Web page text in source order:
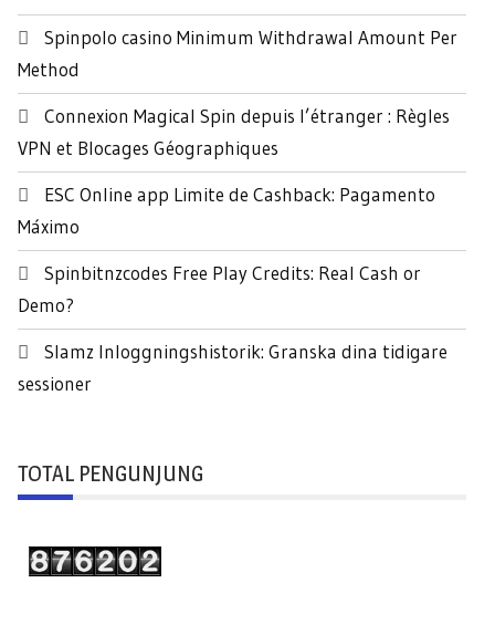
u
k
:
Spinpolo casino Minimum Withdrawal Amount Per
Method
Connexion Magical Spin depuis l’étranger : Règles
VPN et Blocages Géographiques
ESC Online app Limite de Cashback: Pagamento
Máximo
Spinbitnzcodes Free Play Credits: Real Cash or
Demo?
Slamz Inloggningshistorik: Granska dina tidigare
sessioner
TOTAL PENGUNJUNG